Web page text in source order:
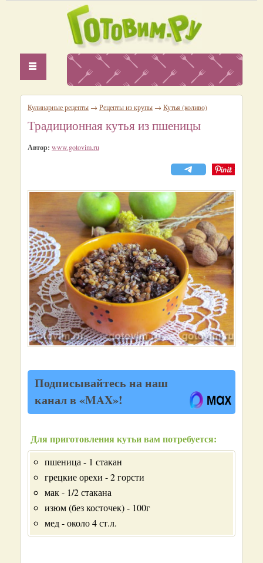
Кулинарные рецепты → Рецепты из крупы → Кутья (коливо)
Традиционная кутья из пшеницы
Автор: www.gotovim.ru
Подписывайтесь на наш
канал в «MAX»!
Для приготовления кутьи вам потребуется:
пшеница - 1 стакан
грецкие орехи - 2 горсти
мак - 1/2 стакана
изюм (без косточек) - 100г
мед - около 4 ст.л.